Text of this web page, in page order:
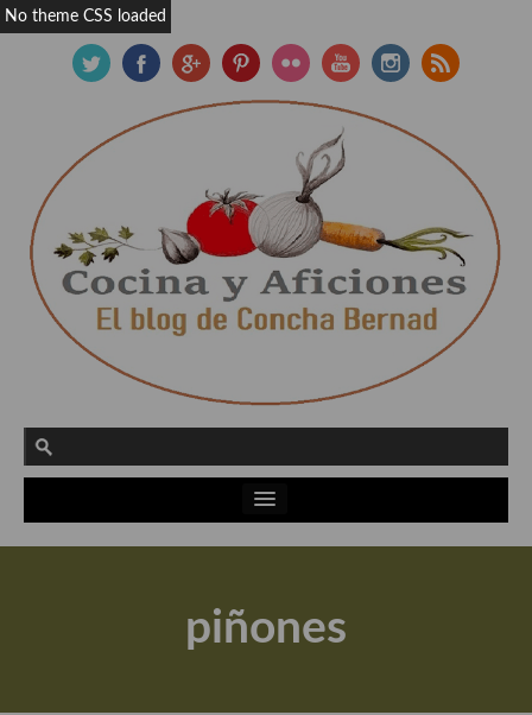
Actualidad y recomendaciones
Apuntes, estudios sobre temas interesantes e importantes
piñones
No theme CSS loaded